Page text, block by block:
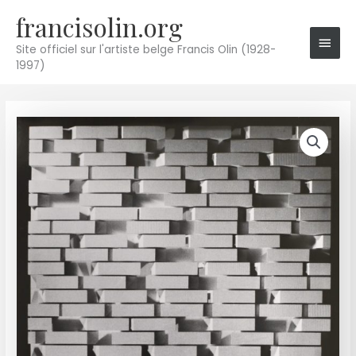
contenu
francisolin.org
Site officiel sur l'artiste belge Francis Olin (1928-
1997)
quantité
de
9418